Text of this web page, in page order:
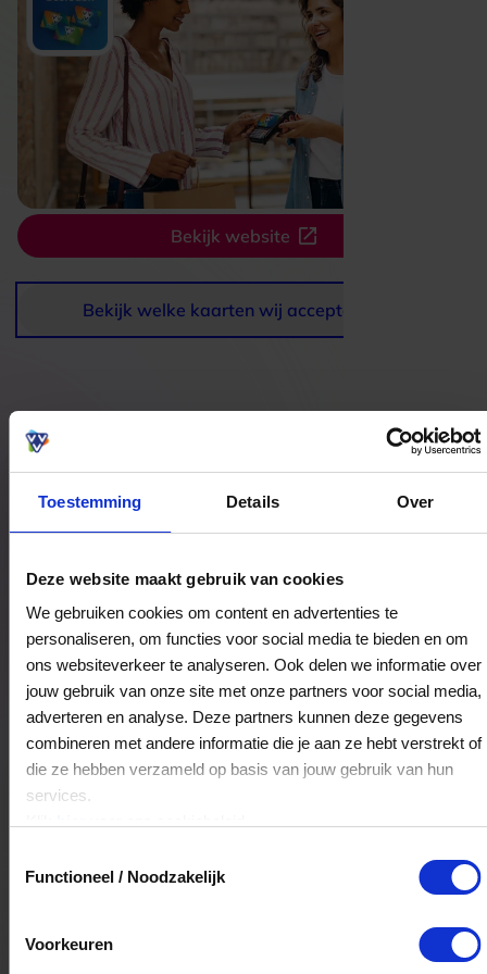
Toestemming Details Over
Deze website maakt gebruik van cookies
We gebruiken cookies om content en advertenties te
personaliseren, om functies voor social media te bieden en om
ons websiteverkeer te analyseren. Ook delen we informatie over
jouw gebruik van onze site met onze partners voor social media,
adverteren en analyse. Deze partners kunnen deze gegevens
combineren met andere informatie die je aan ze hebt verstrekt of
die ze hebben verzameld op basis van jouw gebruik van hun
services.
Functioneel / Noodzakelijk
Voorkeuren
Bekijk website
Bekijk welke kaarten wij accepteren
Bestedingslocaties
DA drogisterij ten Kate
Hoogstraat 17
8061HA Hasselt
Veelgestelde Vragen
Kan ik het saldo in delen besteden?
Hoelang blijft mijn saldo geldig?